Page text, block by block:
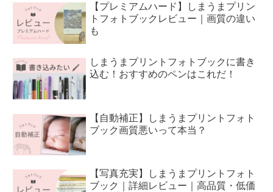
【プレミアムハード】しまうまプリン
トフォトブックレビュー｜画質の違い
も
しまうまプリントフォトブックに書き
込む！おすすめのペンはこれだ！
【自動補正】しまうまプリントフォト
ブック画質悪いって本当？
【写真充実】しまうまプリントフォト
ブック｜詳細レビュー｜高品質・低価